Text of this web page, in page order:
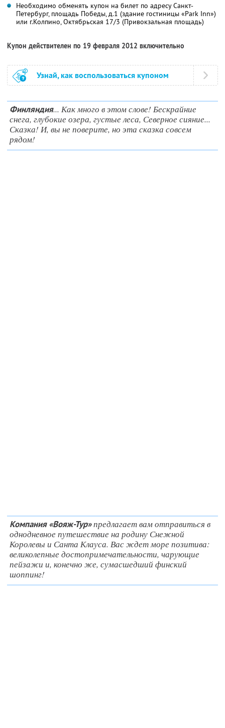
Необходимо обменять купон на билет по адресу Санкт-
Петербург, площадь Победы, д.1 (здание гостиницы «Park Inn»)
или г.Колпино, Октябрьская 17/3 (Привокзальная площадь)
Купон действителен по 19 февраля 2012 включительно
Узнай, как воспользоваться купоном
Финляндия... Как много в этом слове! Бескрайние
снега, глубокие озера, густые леса, Северное сияние...
Сказка! И, вы не поверите, но эта сказка совсем
рядом!
Компания «Вояж-Тур»предлагает вам отправиться в
однодневное путешествие на родину Снежной
Королевы и Санта Клауса. Вас ждет море позитива:
великолепные достопримечательности, чарующие
пейзажи и, конечно же, сумасшедший финский
шоппинг!